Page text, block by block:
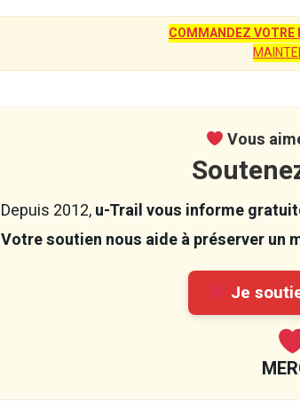
COMMANDEZ
Vous
Depuis 2012,u-Trail vous informe
Votre soutien nous aide à préserver un
Je